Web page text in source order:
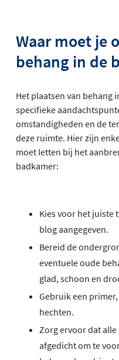
Waar moet je
behang in de
Het plaatsen van behang
specifieke
omstandigheden en de
deze ruimte. Hier zijn
moet letten bij het
badkamer:
Kies voor het juiste
blog aangegeven.
Bereid de
eventuele oude
glad, schoon en
Gebruik een
hechten.
Zorg ervoor dat
afgedicht om te